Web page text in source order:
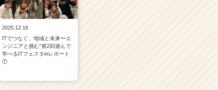
2025.12.16
ITでつなぐ、地域と未来〜エ
ンジニアと挑む“第2回遊んで
学べるITフェスタinレポート
①